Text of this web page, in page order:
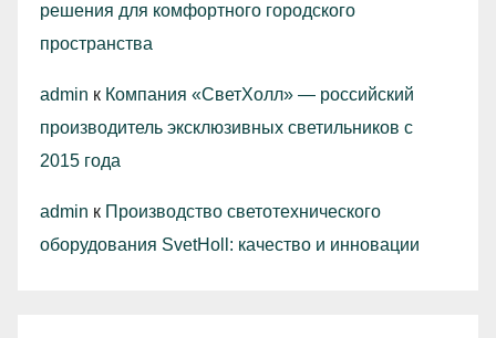
решения для комфортного городского
пространства
admin к Компания «СветХолл» — российский
производитель эксклюзивных светильников с
2015 года
admin к Производство светотехнического
оборудования SvetHoll: качество и инновации